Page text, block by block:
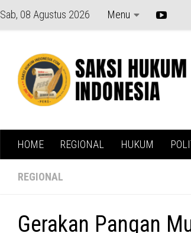
Sab, 08 Agustus 2026 Menu
HOME REGIONAL HUKUM
REGIONAL
Gerakan Pangan